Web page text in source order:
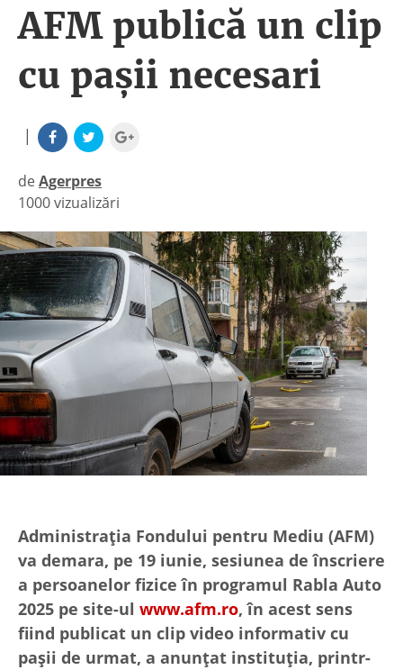
AFM publică un clip
cu pașii necesari
|
deAgerpres
|
1000 vizualizări
Administrația Fondului pentru Mediu (AFM)
va demara, pe 19 iunie, sesiunea de înscriere
a persoanelor fizice în programul Rabla Auto
2025 pe site-ul www.afm.ro, în acest sens
fiind publicat un clip video informativ cu
pașii de urmat, a anunțat instituția, printr-